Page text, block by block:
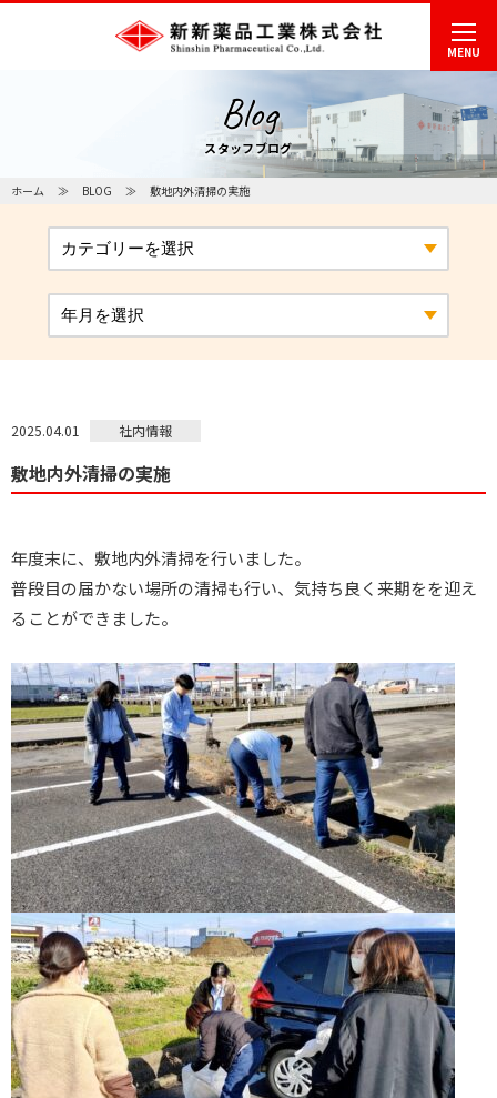
MENU
Blog
スタッフブログ
ホーム BLOG 敷地内外清掃の実施
2025.04.01 社内情報
敷地内外清掃の実施
年度末に、敷地内外清掃を行いました。
普段目の届かない場所の清掃も行い、気持ち良く来期をを迎え
ることができました。